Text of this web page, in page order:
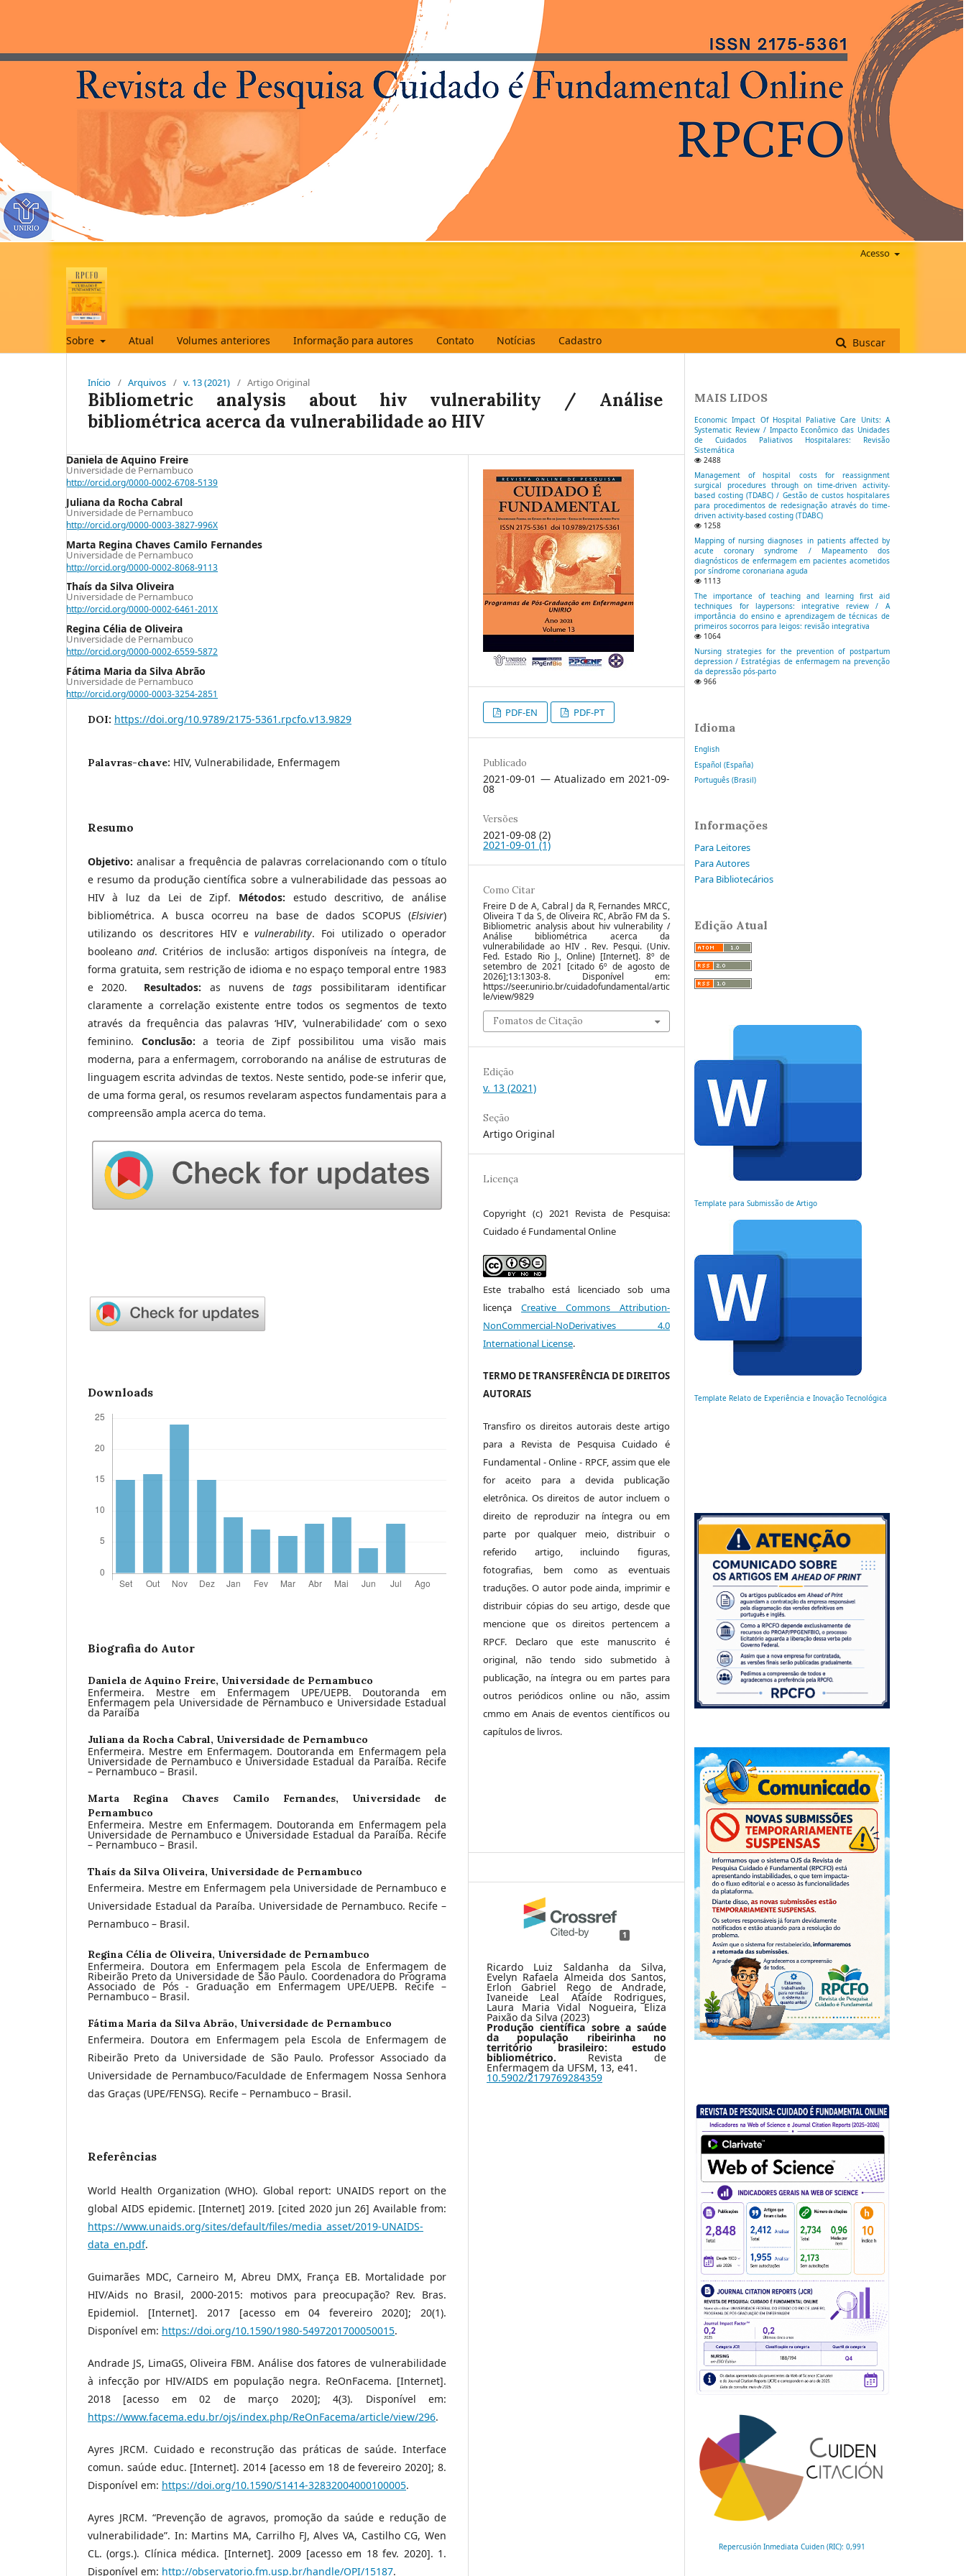
Sobre Atual Volumes anteriores Informação para autores Contato Notícias Cadastro Buscar
Acesso
Início / Arquivos / v. 13 (2021) / Artigo Original
Bibliometric analysis about hiv vulnerability / Análise
bibliométrica acerca da vulnerabilidade ao HIV
Daniela de Aquino Freire
Universidade de Pernambuco
http://orcid.org/0000-0002-6708-5139
Juliana da Rocha Cabral
Universidade de Pernambuco
http://orcid.org/0000-0003-3827-996X
Marta Regina Chaves Camilo Fernandes
Universidade de Pernambuco
http://orcid.org/0000-0002-8068-9113
Thaís da Silva Oliveira
Universidade de Pernambuco
http://orcid.org/0000-0002-6461-201X
Regina Célia de Oliveira
Universidade de Pernambuco
http://orcid.org/0000-0002-6559-5872
Fátima Maria da Silva Abrão
Universidade de Pernambuco
http://orcid.org/0000-0003-3254-2851
DOI: https://doi.org/10.9789/2175-5361.rpcfo.v13.9829
Palavras-chave: HIV, Vulnerabilidade, Enfermagem
Resumo
Objetivo: analisar a frequência de palavras correlacionando com o título
e resumo da produção científica sobre a vulnerabilidade das pessoas ao
HIV à luz da Lei de Zipf. Métodos:estudo descritivo, de análise
bibliométrica. A busca ocorreu na base de dados SCOPUS (Elsivier)
utilizando os descritores HIV evulnerability. Foi utilizado o operador
booleanoand. Critérios de inclusão: artigos disponíveis na íntegra, de
forma gratuita, sem restrição de idioma e no espaço temporal entre 1983
e 2020. Resultados: as nuvens detags possibilitaram identificar
claramente a correlação existente entre todos os segmentos de texto
através da frequência das palavras ‘HIV’, ‘vulnerabilidade’ com o sexo
feminino. Conclusão: a teoria de Zipf possibilitou uma visão mais
moderna, para a enfermagem, corroborando na análise de estruturas de
linguagem escrita advindas de textos. Neste sentido, pode-se inferir que,
de uma forma geral, os resumos revelaram aspectos fundamentais para a
compreensão ampla acerca do tema.
Downloads
Biografia do Autor
Daniela de Aquino Freire, Universidade de Pernambuco
Enfermeira. Mestre em Enfermagem UPE/UEPB. Doutoranda em
Enfermagem pela Universidade de Pernambuco e Universidade Estadual
da Paraíba
Juliana da Rocha Cabral, Universidade de Pernambuco
Enfermeira. Mestre em Enfermagem. Doutoranda em Enfermagem pela
Universidade de Pernambuco e Universidade Estadual da Paraíba. Recife
– Pernambuco – Brasil.
Marta Regina Chaves Camilo Fernandes, Universidade de
Pernambuco
Enfermeira. Mestre em Enfermagem. Doutoranda em Enfermagem pela
Universidade de Pernambuco e Universidade Estadual da Paraíba. Recife
– Pernambuco – Brasil.
Thaís da Silva Oliveira, Universidade de Pernambuco
Enfermeira. Mestre em Enfermagem pela Universidade de Pernambuco e
Universidade Estadual da Paraíba. Universidade de Pernambuco. Recife –
Pernambuco – Brasil.
Regina Célia de Oliveira, Universidade de Pernambuco
Enfermeira. Doutora em Enfermagem pela Escola de Enfermagem de
Ribeirão Preto da Universidade de São Paulo. Coordenadora do Programa
Associado de Pós - Graduação em Enfermagem UPE/UEPB. Recife –
Pernambuco – Brasil.
Fátima Maria da Silva Abrão, Universidade de Pernambuco
Enfermeira. Doutora em Enfermagem pela Escola de Enfermagem de
Ribeirão Preto da Universidade de São Paulo. Professor Associado da
Universidade de Pernambuco/Faculdade de Enfermagem Nossa Senhora
das Graças (UPE/FENSG). Recife – Pernambuco – Brasil.
Referências
World Health Organization (WHO). Global report: UNAIDS report on the
global AIDS epidemic. [Internet] 2019. [cited 2020 jun 26] Available from:
https://www.unaids.org/sites/default/files/media_asset/2019-UNAIDS-
data_en.pdf.
Guimarães MDC, Carneiro M, Abreu DMX, França EB. Mortalidade por
HIV/Aids no Brasil, 2000-2015: motivos para preocupação? Rev. Bras.
Epidemiol. [Internet]. 2017 [acesso em 04 fevereiro 2020]; 20(1).
Disponível em: https://doi.org/10.1590/1980-5497201700050015.
Andrade JS, LimaGS, Oliveira FBM. Análise dos fatores de vulnerabilidade
à infecção por HIV/AIDS em população negra. ReOnFacema. [Internet].
2018 [acesso em 02 de março 2020]; 4(3). Disponível em:
https://www.facema.edu.br/ojs/index.php/ReOnFacema/article/view/296.
Ayres JRCM. Cuidado e reconstrução das práticas de saúde. Interface
comun. saúde educ. [Internet]. 2014 [acesso em 18 de fevereiro 2020]; 8.
Disponível em: https://doi.org/10.1590/S1414-32832004000100005.
Ayres JRCM. “Prevenção de agravos, promoção da saúde e redução de
vulnerabilidade”. In: Martins MA, Carrilho FJ, Alves VA, Castilho CG, Wen
CL. (orgs.). Clínica médica. [Internet]. 2009 [acesso em 18 fev. 2020]. 1.
Disponível em: http://observatorio.fm.usp.br/handle/OPI/15187.
PDF-EN PDF-PT
Publicado
2021-09-01 — Atualizado em 2021-09-
08
Versões
2021-09-08 (2)
2021-09-01 (1)
Como Citar
Freire D de A, Cabral J da R, Fernandes MRCC,
Oliveira T da S, de Oliveira RC, Abrão FM da S.
Bibliometric analysis about hiv vulnerability /
Análise bibliométrica acerca da
vulnerabilidade ao HIV . Rev. Pesqui. (Univ.
Fed. Estado Rio J., Online) [Internet]. 8º de
setembro de 2021 [citado 6º de agosto de
2026];13:1303-8. Disponível em:
https://seer.unirio.br/cuidadofundamental/artic
le/view/9829
Fomatos de Citação
Edição
v. 13 (2021)
Seção
Artigo Original
Licença
Copyright (c) 2021 Revista de Pesquisa:
Cuidado é Fundamental Online
Este trabalho está licenciado sob uma
licença Creative Commons Attribution-
NonCommercial-NoDerivatives 4.0
International License.
TERMO DE TRANSFERÊNCIA DE DIREITOS
AUTORAIS
Transfiro os direitos autorais deste artigo
para a Revista de Pesquisa Cuidado é
Fundamental - Online - RPCF, assim que ele
for aceito para a devida publicação
eletrônica. Os direitos de autor incluem o
direito de reproduzir na íntegra ou em
parte por qualquer meio, distribuir o
referido artigo, incluindo figuras,
fotografias, bem como as eventuais
traduções. O autor pode ainda, imprimir e
distribuir cópias do seu artigo, desde que
mencione que os direitos pertencem a
RPCF. Declaro que este manuscrito é
original, não tendo sido submetido à
publicação, na íntegra ou em partes para
outros periódicos online ou não, assim
cmmo em Anais de eventos científicos ou
capítulos de livros.
1
Ricardo Luiz Saldanha da Silva,
Evelyn Rafaela Almeida dos Santos,
Erlon Gabriel Rego de Andrade,
Ivaneide Leal Ataíde Rodrigues,
Laura Maria Vidal Nogueira, Eliza
Paixão da Silva (2023)
Produção científica sobre a saúde
da população ribeirinha no
território brasileiro: estudo
bibliométrico. Revista de
Enfermagem da UFSM, 13, e41.
10.5902/2179769284359
MAIS LIDOS
Economic Impact Of Hospital Paliative Care Units: A
Systematic Review / Impacto Econômico das Unidades
de Cuidados Paliativos Hospitalares: Revisão
Sistemática
2488
Management of hospital costs for reassignment
surgical procedures through on time-driven activity-
based costing (TDABC) / Gestão de custos hospitalares
para procedimentos de redesignação através do time-
driven activity-based costing (TDABC)
1258
Mapping of nursing diagnoses in patients affected by
acute coronary syndrome / Mapeamento dos
diagnósticos de enfermagem em pacientes acometidos
por síndrome coronariana aguda
1113
The importance of teaching and learning first aid
techniques for laypersons: integrative review / A
importância do ensino e aprendizagem de técnicas de
primeiros socorros para leigos: revisão integrativa
1064
Nursing strategies for the prevention of postpartum
depression / Estratégias de enfermagem na prevenção
da depressão pós-parto
966
Idioma
English
Español (España)
Português (Brasil)
Informações
Para Leitores
Para Autores
Para Bibliotecários
Edição Atual
Template para Submissão de Artigo
Template Relato de Experiência e Inovação Tecnológica
Repercusión Inmediata Cuiden (RIC): 0,991